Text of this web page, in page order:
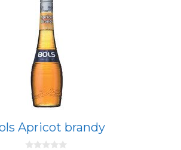
Apricot brandy